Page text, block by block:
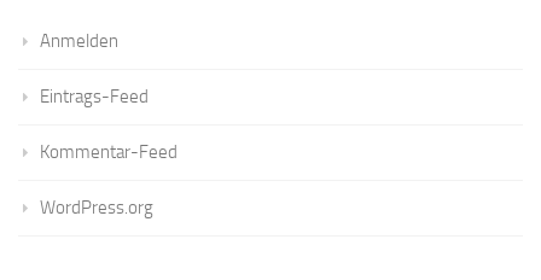
Anmelden
Eintrags-Feed
Kommentar-Feed
WordPress.org